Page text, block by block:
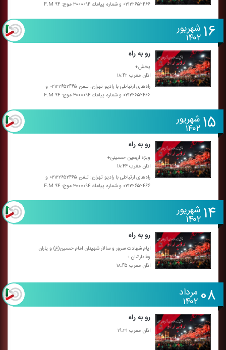
۰۲۱۲۲۶۵۲۴۶۶ و شماره پیامك ۳۰۰۰۰۹۴ موج: F.M ۹۴
۱۶ شهریور
۱۴۰۲
رو به راه
پخش+
اذان مغرب ۱۸:۴۲
راه‌های ارتباطی با رادیو تهران: تلفن ۰۲۱۲۲۶۵۲۴۶۵ و
۰۲۱۲۲۶۵۲۴۶۶ و شماره پیامك ۳۰۰۰۰۹۴ موج: F.M ۹۴
۱۵ شهریور
۱۴۰۲
رو به راه
ویژه اربعین حسینی+
اذان مغرب ۱۸:۴۴
راه‌های ارتباطی با رادیو تهران: تلفن ۰۲۱۲۲۶۵۲۴۶۵ و
۰۲۱۲۲۶۵۲۴۶۶ و شماره پیامك ۳۰۰۰۰۹۴ موج: F.M ۹۴
۱۴ شهریور
۱۴۰۲
رو به راه
ایام شهادت سرور و سالار شهیدان امام حسین(ع) و یاران
وفادارشان+
اذان مغرب ۱۸:۴۵
۰۸ مرداد
۱۴۰۲
رو به راه
اذان مغرب ۱۹:۳۱